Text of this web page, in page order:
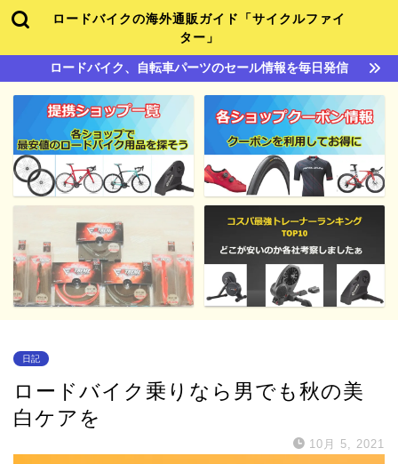
ロードバイクの海外通販ガイド「サイクルファイ
ター」
ロードバイク、自転車パーツのセール情報を毎日発信
日記
ロードバイク乗りなら男でも秋の美
白ケアを
10月 5, 2021